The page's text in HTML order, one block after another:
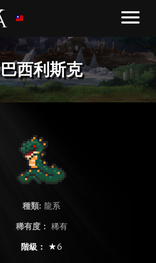
巴西利斯克
種類: 龍系
稀有度： 稀有
階級：
★6